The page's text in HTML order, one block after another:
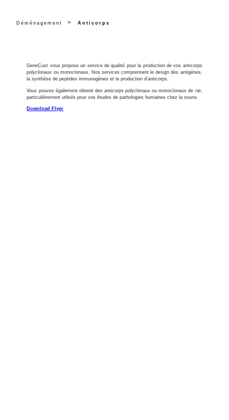
Déménagement > Anticorps
GeneCust vous propose un service de qualité pour la production de vos anticorps
polyclonaux ou monoclonaux. Nos services comprennent le design des antigènes,
la synthèse de peptides immunogènes et la production d'anticorps.
Vous pouvez également obtenir des anticorps polyclonaux ou monoclonaux de rat,
particulièrement utlisés pour vos études de pathologies humaines chez la souris.
Download Flyer